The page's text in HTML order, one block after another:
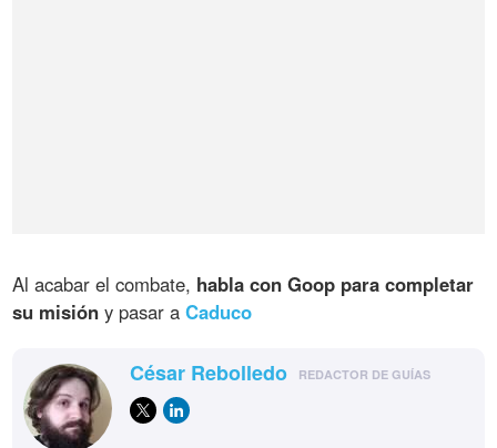
Al acabar el combate, habla con Goop para completar
su misión y pasar aCaduco
César Rebolledo REDACTOR DE GUÍAS